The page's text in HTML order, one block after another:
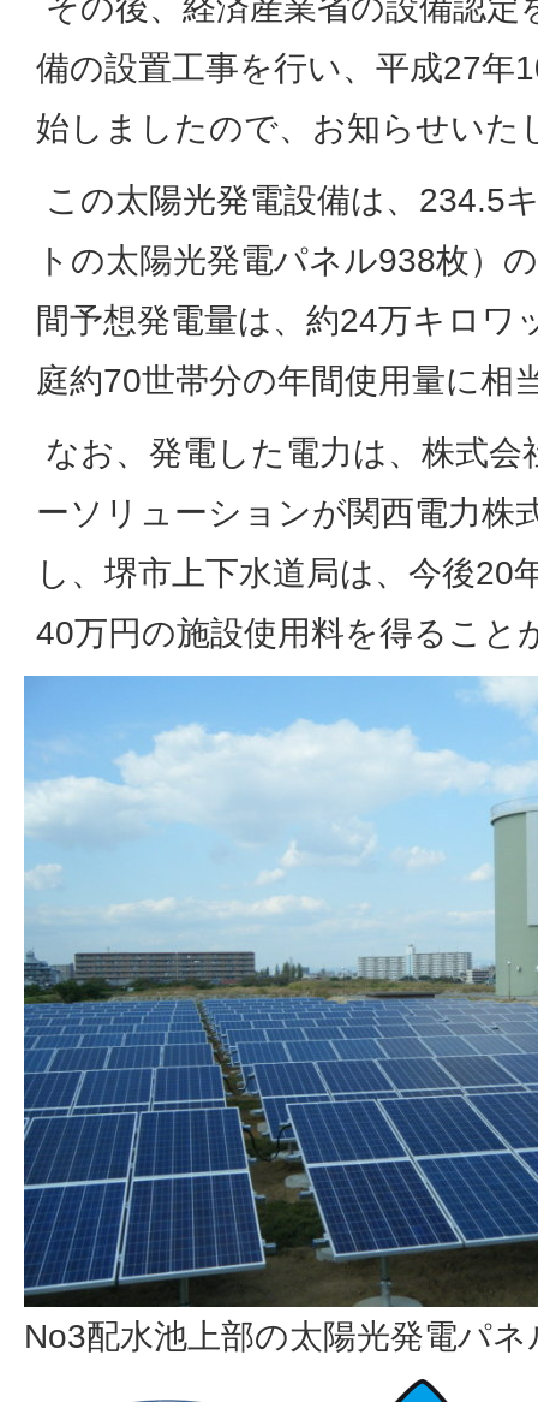
その後、経済産業省の設備認定
備の設置工事を行い、平成27年
始しましたので、お知らせいた
この太陽光発電設備は、234.5
トの太陽光発電パネル938枚）
間予想発電量は、約24万キロワ
庭約70世帯分の年間使用量に相
なお、発電した電力は、株式
ーソリューションが関西電力株
し、堺市上下水道局は、今後20
40万円の施設使用料を得ること
No3配水池上部の太陽光発電パネ